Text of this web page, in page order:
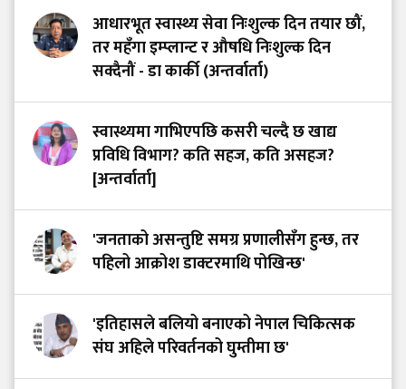
आधारभूत स्वास्थ्य सेवा निःशुल्क दिन तयार छौं,
तर महँगा इम्प्लान्ट र औषधि निःशुल्क दिन
सक्दैनौं - डा कार्की (अन्तर्वार्ता)
स्वास्थ्यमा गाभिएपछि कसरी चल्दै छ खाद्य
प्रविधि विभाग? कति सहज, कति असहज?
[अन्तर्वार्ता]
'जनताको असन्तुष्टि समग्र प्रणालीसँग हुन्छ, तर
पहिलो आक्रोश डाक्टरमाथि पोखिन्छ'
'इतिहासले बलियो बनाएको नेपाल चिकित्सक
संघ अहिले परिवर्तनको घुम्तीमा छ'